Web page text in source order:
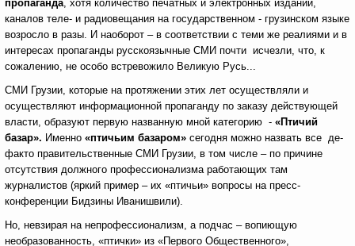
пропаганда, хотя количество печатных и электронных изданий,
каналов теле- и радиовещания на государственном - грузинском языке
возросло в разы. И наоборот – в соответствии с теми же реалиями и в
интересах пропаганды русскоязычные СМИ почти исчезли, что, к
сожалению, не особо встревожило Великую Русь...
СМИ Грузии, которые на протяжении этих лет осуществляли и
осуществляют информационной пропаганду по заказу действующей
власти, образуют первую названную мной категорию - «Птичий
базар». Именно «птичьим базаром» сегодня можно назвать все де-
факто правительственные СМИ Грузии, в том числе – по причине
отсутствия должного профессионализма работающих там
журналистов (яркий пример – их «птичьи» вопросы на пресс-
конференции Бидзины Иванишвили).
Но, невзирая на непрофессионализм, а подчас – вопиющую
необразованность, «птички» из «Первого Общественного»,